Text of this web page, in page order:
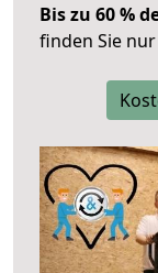
Bis zu 60 %
finden Sie